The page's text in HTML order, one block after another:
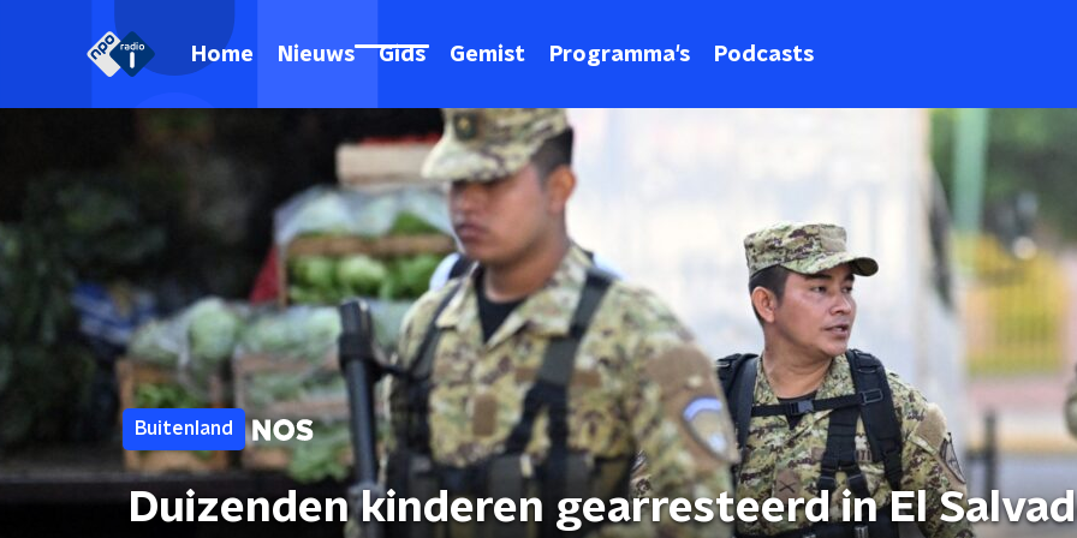
Home Nieuws Gids Gemist Programma's Podcasts
Buitenland
Duizenden kinderen gearresteerd in El